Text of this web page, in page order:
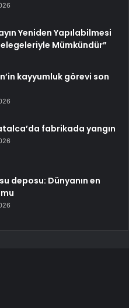
Yeniden Yapılabilmesi
Mümkündür”
kayyumluk görevi son
fabrikada yangın
deposu: Dünyanın en